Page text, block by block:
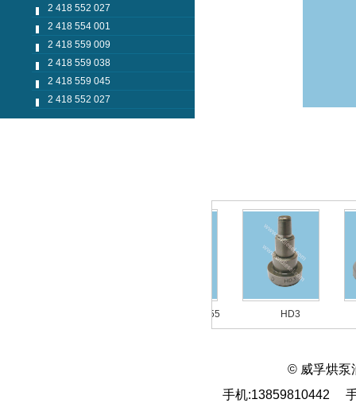
2 418 552 027
2 418 554 001
2 418 559 009
2 418 559 038
2 418 559 045
2 418 552 027
1 418 522 055 HD3
© 威孚烘泵
手机:13859810442